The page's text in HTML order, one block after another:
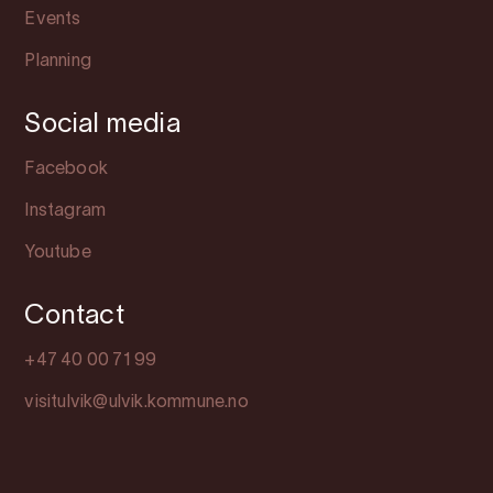
Events
Planning
Social media
Facebook
Instagram
Youtube
Contact
+47 40 00 71 99
visitulvik@ulvik.kommune.no